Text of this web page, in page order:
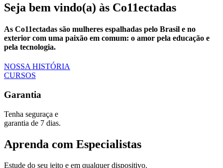
Seja bem vindo(a) às Co11ectadas
As Co11ectadas são mulheres espalhadas pelo Brasil e no
exterior com uma paixão em comum: o amor pela educação e
pela tecnologia.
NOSSA HISTÓRIA
CURSOS
Garantia
Tenha seguraça e
garantia de 7 dias.
Aprenda com Especialistas
Estude do seu jeito e em qualquer dispositivo.